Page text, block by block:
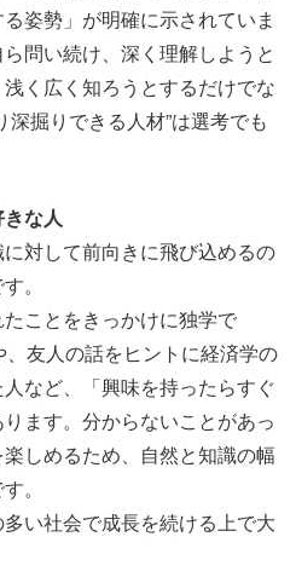
姿勢」が明確に示されていま
問い続け、深く理解しようと
く広く知ろうとするだけでな
深掘りできる人材”は選考でも
な人
対して前向きに飛び込めるの
。
ことをきっかけに独学で
友人の話をヒントに経済学の
など、「興味を持ったらすぐ
ます。分からないことがあっ
しめるため、自然と知識の幅
。
い社会で成長を続ける上で大